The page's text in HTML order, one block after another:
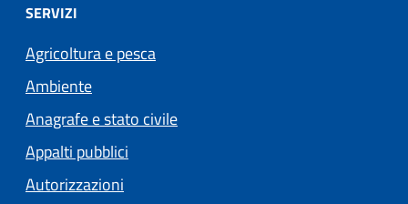
SERVIZI
Agricoltura e pesca
Ambiente
Anagrafe e stato civile
Appalti pubblici
Autorizzazioni